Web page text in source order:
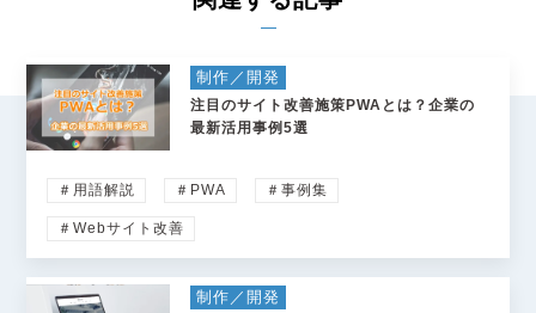
制作／開発
注目のサイト改善施策PWAとは？企業の
最新活用事例5選
＃用語解説 ＃PWA ＃事例集
＃Webサイト改善
制作／開発